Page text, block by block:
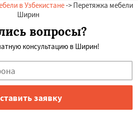
в Узбекистане-> Перетяжка мебели
Ширин
вопросы?
консультацию в Ширин!